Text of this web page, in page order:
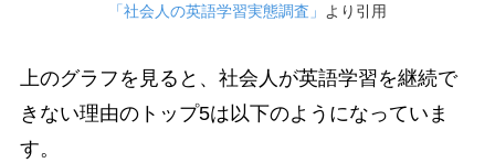
「社会人の英語学習実態調査」 より引用
上のグラフを見ると、社会人が英語学習を継続で
きない理由のトップ5は以下のようになっていま
す。